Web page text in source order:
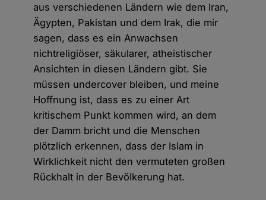
aus verschiedenen Ländern wie dem Iran,
Ägypten, Pakistan und dem Irak, die mir
sagen, dass es ein Anwachsen
nichtreligiöser, säkularer, atheistischer
Ansichten in diesen Ländern gibt. Sie
müssen undercover bleiben, und meine
Hoffnung ist, dass es zu einer Art
kritischem Punkt kommen wird, an dem
der Damm bricht und die Menschen
plötzlich erkennen, dass der Islam in
Wirklichkeit nicht den vermuteten großen
Rückhalt in der Bevölkerung hat.